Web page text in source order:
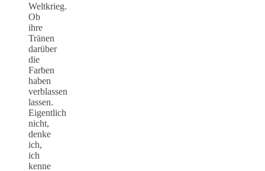
Weltkrieg.
Ob
ihre
Tränen
darüber
die
Farben
haben
verblassen
lassen.
Eigentlich
nicht,
denke
ich,
ich
kenne